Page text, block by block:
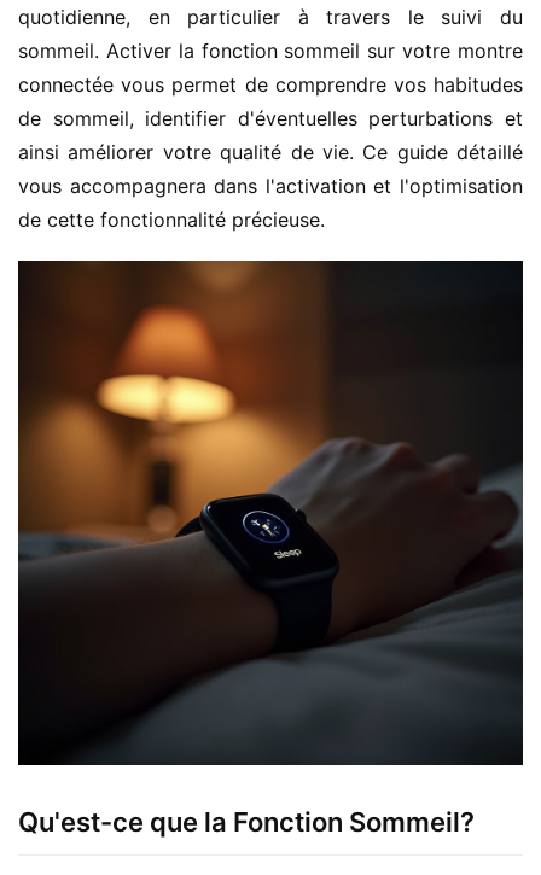
quotidienne, en particulier à travers le suivi du
sommeil. Activer la fonction sommeil sur votre montre
connectée vous permet de comprendre vos habitudes
de sommeil, identifier d'éventuelles perturbations et
ainsi améliorer votre qualité de vie. Ce guide détaillé
vous accompagnera dans l'activation et l'optimisation
de cette fonctionnalité précieuse.
Qu'est-ce que la Fonction Sommeil?